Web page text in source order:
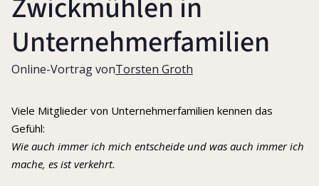
Zwickmühlen in
Unternehmerfamilien
Online-Vortrag vonTorsten Groth
Viele Mitglieder von Unternehmerfamilien kennen das
Gefühl:
Wie auch immer ich mich entscheide und was auch immer ich
mache, es ist verkehrt.